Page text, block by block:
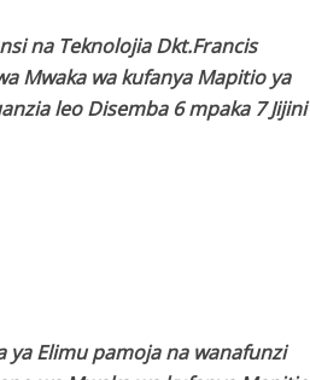
na Teknolojia Dkt.Francis
Mwaka wa kufanya Mapitio ya
leo Disemba 6 mpaka 7 Jijini
ya Elimu pamoja na wanafunzi